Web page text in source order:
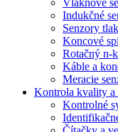
Vláknové
Indukčné
Senzory
Koncové
Rotačný n-
Káble a
Meracie
Kontrola kvality a
Kontrolné